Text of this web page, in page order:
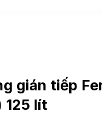
gián tiếp
125 lít